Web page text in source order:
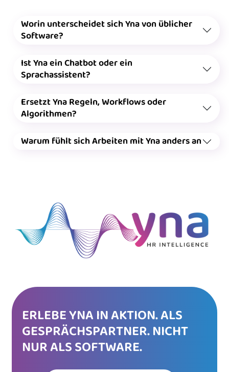
Worin unterscheidet sich Yna von üblicher
Software?
Ist Yna ein Chatbot oder ein
Sprachassistent?
Ersetzt Yna Regeln, Workflows oder
Algorithmen?
Warum fühlt sich Arbeiten mit Yna anders an
ERLEBE YNA IN AKTION. ALS
GESPRÄCHSPARTNER. NICHT
NUR ALS SOFTWARE.